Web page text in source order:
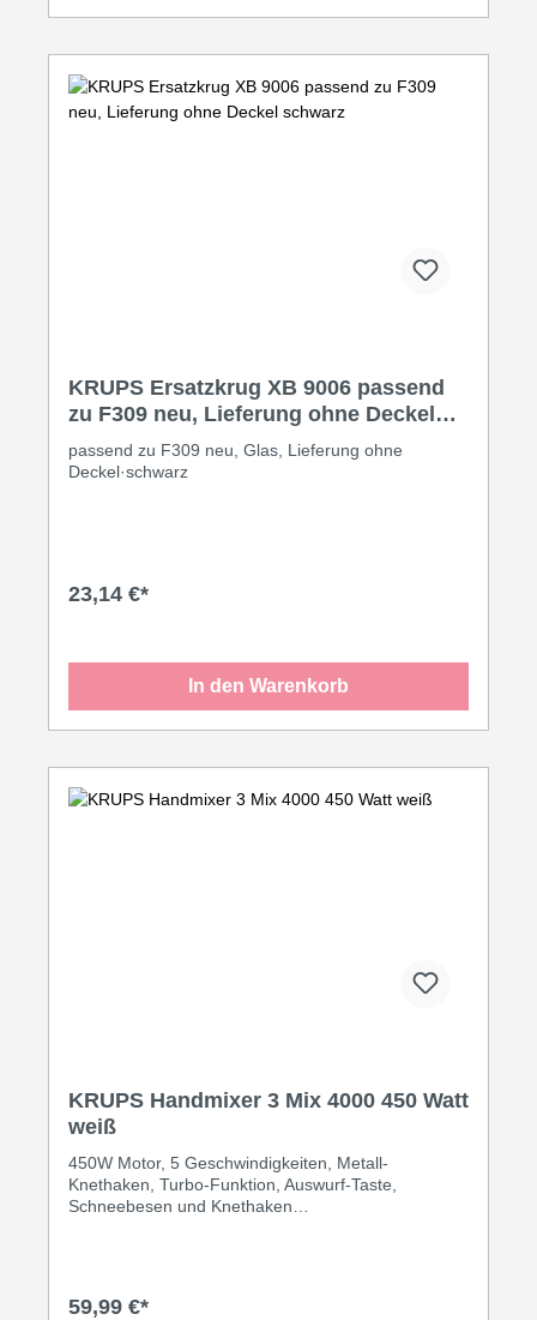
KRUPS Ersatzkrug XB 9006 passend
zu F309 neu, Lieferung ohne Deckel
schwarz
passend zu F309 neu, Glas, Lieferung ohne
Deckel·schwarz
23,14 €*
In den Warenkorb
KRUPS Handmixer 3 Mix 4000 450 Watt
weiß
450W Motor, 5 Geschwindigkeiten, Metall-
Knethaken, Turbo-Funktion, Auswurf-Taste,
Schneebesen und Knethaken
59,99 €*